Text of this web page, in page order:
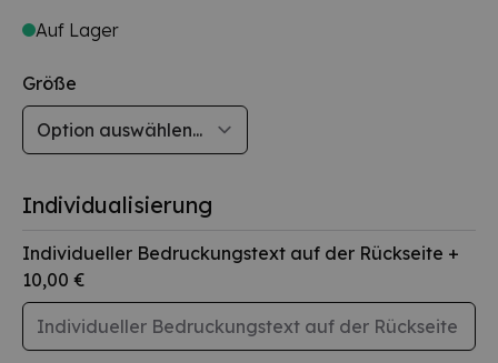
Auf Lager
Größe
Individualisierung
Individueller Bedruckungstext auf der Rückseite +
10,00 €